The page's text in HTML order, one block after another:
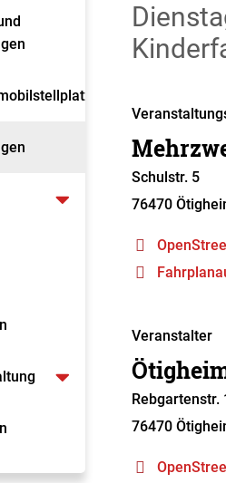
Schulstr. 5
76470
Veranstalter
Rebgartenstr.
76470